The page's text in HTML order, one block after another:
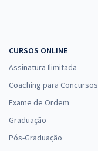
CURSOS ONLINE
Assinatura Ilimitada
Coaching para Concursos
Exame de Ordem
Graduação
Pós-Graduação